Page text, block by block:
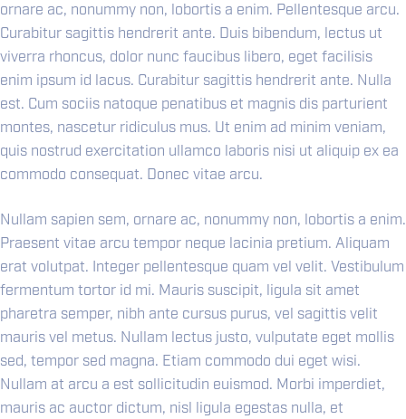
ornare ac, nonummy non, lobortis a enim. Pellentesque arcu.
Curabitur sagittis hendrerit ante. Duis bibendum, lectus ut
viverra rhoncus, dolor nunc faucibus libero, eget facilisis
enim ipsum id lacus. Curabitur sagittis hendrerit ante. Nulla
est. Cum sociis natoque penatibus et magnis dis parturient
montes, nascetur ridiculus mus. Ut enim ad minim veniam,
quis nostrud exercitation ullamco laboris nisi ut aliquip ex ea
commodo consequat. Donec vitae arcu.
Nullam sapien sem, ornare ac, nonummy non, lobortis a enim.
Praesent vitae arcu tempor neque lacinia pretium. Aliquam
erat volutpat. Integer pellentesque quam vel velit. Vestibulum
fermentum tortor id mi. Mauris suscipit, ligula sit amet
pharetra semper, nibh ante cursus purus, vel sagittis velit
mauris vel metus. Nullam lectus justo, vulputate eget mollis
sed, tempor sed magna. Etiam commodo dui eget wisi.
Nullam at arcu a est sollicitudin euismod. Morbi imperdiet,
mauris ac auctor dictum, nisl ligula egestas nulla, et